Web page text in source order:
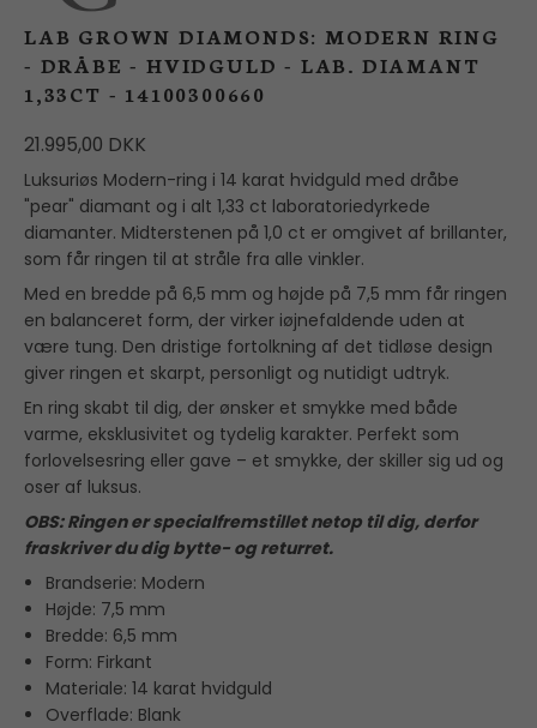
LAB GROWN DIAMONDS: MODERN RING
- DRÅBE - HVIDGULD - LAB. DIAMANT
1,33CT - 14100300660
21.995,00 DKK
Luksuriøs Modern-ring i 14 karat hvidguld med dråbe
"pear" diamant og i alt 1,33 ct laboratoriedyrkede
diamanter. Midterstenen på 1,0 ct er omgivet af brillanter,
som får ringen til at stråle fra alle vinkler.
Med en bredde på 6,5 mm og højde på 7,5 mm får ringen
en balanceret form, der virker iøjnefaldende uden at
være tung. Den dristige fortolkning af det tidløse design
giver ringen et skarpt, personligt og nutidigt udtryk.
En ring skabt til dig, der ønsker et smykke med både
varme, eksklusivitet og tydelig karakter. Perfekt som
forlovelsesring eller gave – et smykke, der skiller sig ud og
oser af luksus.
OBS: Ringen er specialfremstillet netop til dig, derfor
fraskriver du dig bytte- og returret.
Brandserie: Modern
Højde: 7,5 mm
Bredde: 6,5 mm
Form: Firkant
Materiale: 14 karat hvidguld
Overflade: Blank